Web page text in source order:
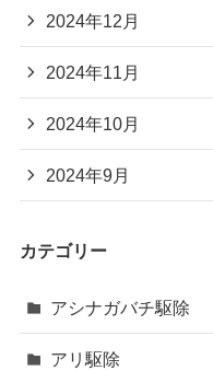
2024年12月
2024年11月
2024年10月
2024年9月
カテゴリー
アシナガバチ駆除
アリ駆除